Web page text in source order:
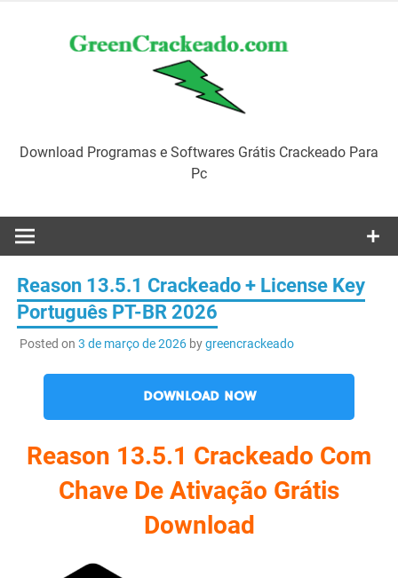
Download Programas e Softwares Grátis Crackeado Para
Pc
Reason 13.5.1 Crackeado + License Key
Português PT-BR 2026
Posted on 3 de março de 2026bygreencrackeado
DOWNLOAD NOW
Reason 13.5.1 Crackeado Com
Chave De Ativação Grátis
Download